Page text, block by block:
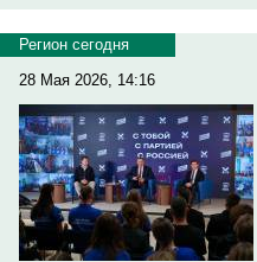
Регион сегодня
28 Мая 2026, 14:16